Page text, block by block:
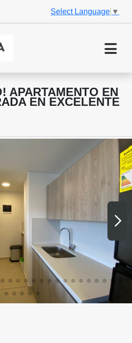
Select Language ▼
APARTAMENTO EN
EN EXCELENTE